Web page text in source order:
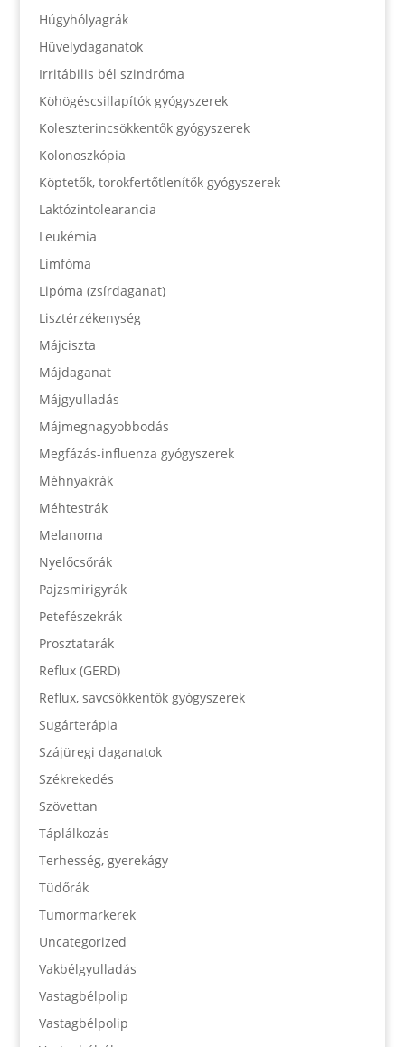
Húgyhólyagrák
Hüvelydaganatok
Irritábilis bél szindróma
Köhögéscsillapítók gyógyszerek
Koleszterincsökkentők gyógyszerek
Kolonoszkópia
Köptetők, torokfertőtlenítők gyógyszerek
Laktózintolearancia
Leukémia
Limfóma
Lipóma (zsírdaganat)
Lisztérzékenység
Májciszta
Májdaganat
Májgyulladás
Májmegnagyobbodás
Megfázás-influenza gyógyszerek
Méhnyakrák
Méhtestrák
Melanoma
Nyelőcsőrák
Pajzsmirigyrák
Petefészekrák
Prosztatarák
Reflux (GERD)
Reflux, savcsökkentők gyógyszerek
Sugárterápia
Szájüregi daganatok
Székrekedés
Szövettan
Táplálkozás
Terhesség, gyerekágy
Tüdőrák
Tumormarkerek
Uncategorized
Vakbélgyulladás
Vastagbélpolip
Vastagbélpolip